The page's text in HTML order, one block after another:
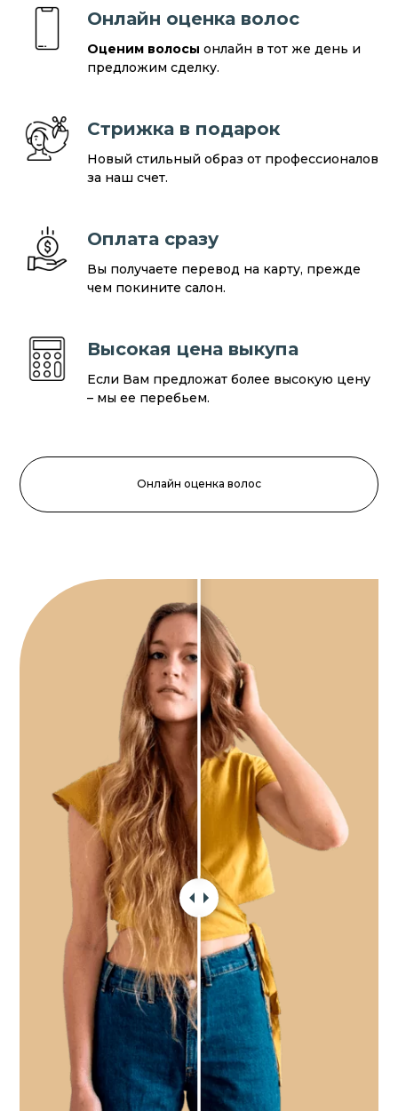
Онлайн оценка волос
Оценим волосы онлайн в тот же день и
предложим сделку.
Стрижка в подарок
Новый стильный образ от профессионалов
за наш счет.
Оплата сразу
Вы получаете перевод на карту, прежде
чем покините салон.
Высокая цена выкупа
Если Вам предложат более высокую цену
– мы ее перебьем.
Онлайн оценка волос